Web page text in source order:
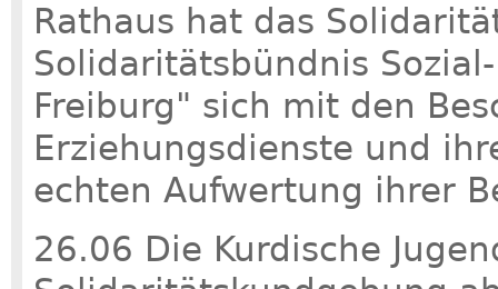
Rathaus hat das
Solidaritätsbündnis
Freiburg" sich mit den
Erziehungsdienste und
echten Aufwertung ihrer
26.06 Die Kur­di­sche